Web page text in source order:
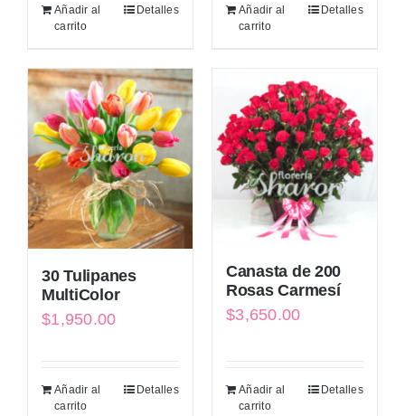
Añadir al
carrito
Detalles
Añadir al
carrito
Detalles
30 Tulipanes
MultiColor
$1,950.00
Añadir al
carrito
Detalles
Canasta de 200
Rosas Carmesí
$3,650.00
Añadir al
carrito
Detalles